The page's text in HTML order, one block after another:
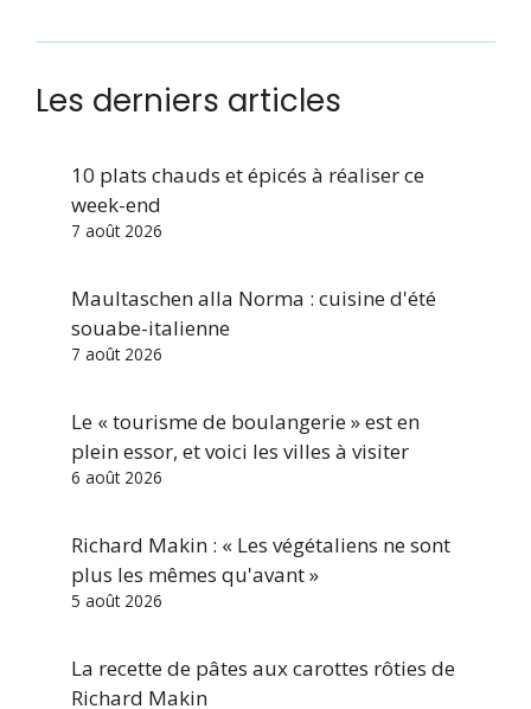
Les derniers articles
10 plats chauds et épicés à réaliser ce
week-end
7 août 2026
Maultaschen alla Norma : cuisine d'été
souabe-italienne
7 août 2026
Le « tourisme de boulangerie » est en
plein essor, et voici les villes à visiter
6 août 2026
Richard Makin : « Les végétaliens ne sont
plus les mêmes qu'avant »
5 août 2026
La recette de pâtes aux carottes rôties de
Richard Makin